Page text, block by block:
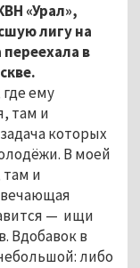
«Урал»,
лигу на
в
ему
там и
которых
В моей
и
— ищи
Вдобавок в
либо